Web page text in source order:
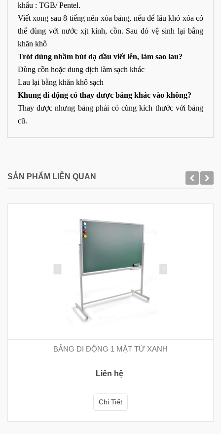
khẩu : TGB/ Pentel.
Viết xong sau 8 tiếng nên xóa bảng, nếu để lâu khó xóa có
thể dùng với nước xịt kính, cồn. Sau đó vệ sinh lại bằng
khăn khô
Trót dùng nhầm bút dạ dầu viết lên, làm sao lau?
Dùng cồn hoặc dung dịch làm sạch khác
Lau lại bằng khăn khô sạch
Khung di động có thay được bảng khác vào không?
Thay được nhưng bảng phải có cùng kích thước với bảng
cũ.
SẢN PHẨM LIÊN QUAN
BẢNG DI ĐỘNG 1 MẶT TỪ XANH
Liên hệ
Chi Tiết